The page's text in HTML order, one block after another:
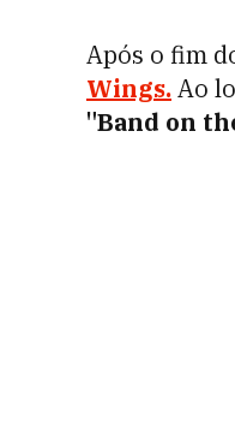
Após o fim
Wings.Ao
"Band on